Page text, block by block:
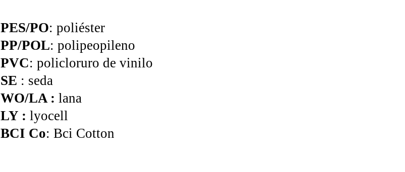
PES/PO: poliéster
PP/POL: polipeopileno
PVC: policloruro de vinilo
SE : seda
WO/LA : lana
LY : lyocell
BCI Co: Bci Cotton